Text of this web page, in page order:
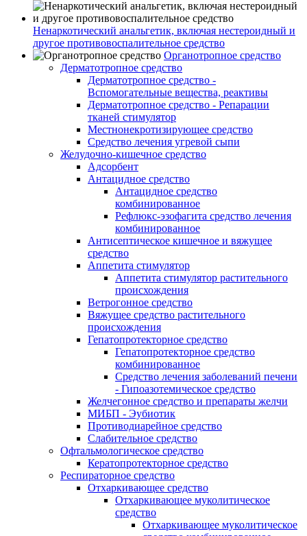
Ненаркотический анальгетик, включая нестероидный и
другое противовоспалительное средство
Органотропное средство
Дерматотропное средство
Дерматотропное средство -
Вспомогательные вещества, реактивы
Дерматотропное средство - Репарации
тканей стимулятор
Местнонекротизирующее средство
Средство лечения угревой сыпи
Желудочно-кишечное средство
Адсорбент
Антацидное средство
Антацидное средство
комбинированное
Рефлюкс-эзофагита средство лечения
комбинированное
Антисептическое кишечное и вяжущее
средство
Аппетита стимулятор
Аппетита стимулятор растительного
происхождения
Ветрогонное средство
Вяжущее средство растительного
происхождения
Гепатопротекторное средство
Гепатопротекторное средство
комбинированное
Средство лечения заболеваний печени
- Гипоазотемическое средство
Желчегонное средство и препараты желчи
МИБП - Эубиотик
Противодиарейное средство
Слабительное средство
Офтальмологическое средство
Кератопротекторное средство
Респираторное средство
Отхаркивающее средство
Отхаркивающее муколитическое
средство
Отхаркивающее муколитическое